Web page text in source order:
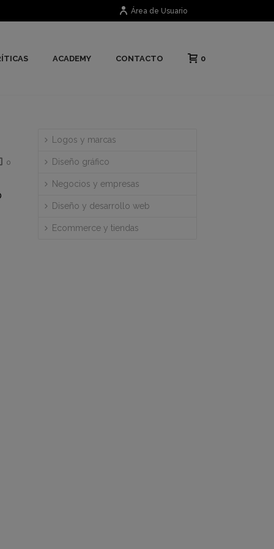
Área de Usuario
ACADEMY CONTACTO 0
0
Logos y marcas
Diseño gráfico
Negocios y empresas
Diseño y desarrollo web
Ecommerce y tiendas